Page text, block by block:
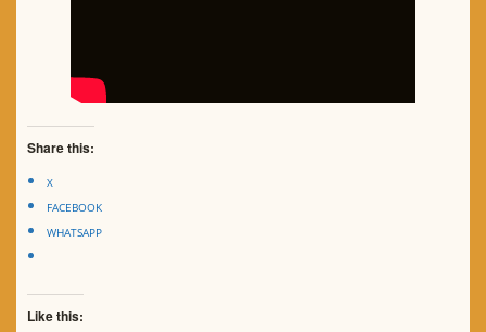
Share this:
X
FACEBOOK
WHATSAPP
Like this: